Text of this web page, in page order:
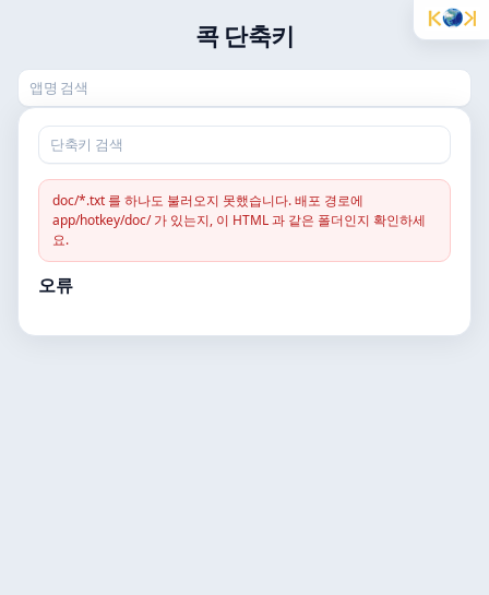
콕 단축키
doc/*.txt 를 하나도 불러오지 못했습니다. 배포 경로에
app/hotkey/doc/ 가 있는지, 이 HTML 과 같은 폴더인지 확인하세
요.
오류